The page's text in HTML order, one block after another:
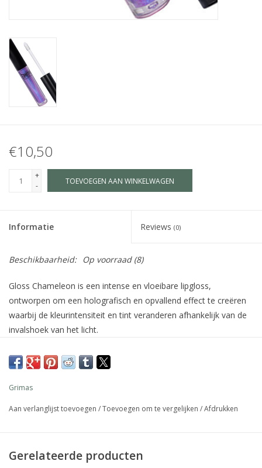
Merken
€10,50
+
-
TOEVOEGEN AAN WINKELWAGEN
Informatie Reviews (0)
Beschikbaarheid: Op voorraad(8)
Gloss Chameleon is een intense en vloeibare lipgloss,
ontworpen om een holografisch en opvallend effect te creëren
waarbij de kleurintensiteit en tint veranderen afhankelijk van de
invalshoek van het licht.
Het kan direct op de lippen of over lippenstift of schmink
• holografisch effect
• hoogste kwaliteit grondstoffen
Grimas
Aan verlanglijst toevoegen /Toevoegen om te vergelijken /Afdrukken
Gerelateerde producten